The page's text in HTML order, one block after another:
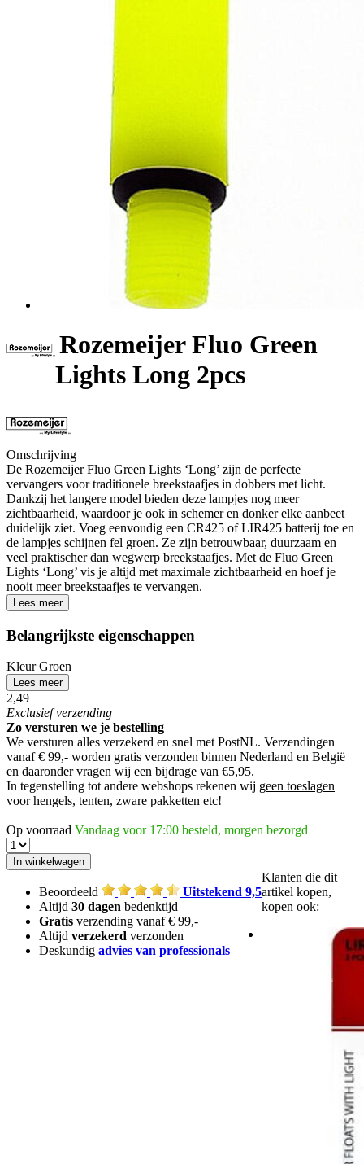
Rozemeijer Fluo Green
Lights Long 2pcs
Omschrijving
De Rozemeijer Fluo Green Lights ‘Long’ zijn de perfecte
vervangers voor traditionele breekstaafjes in dobbers met licht.
Dankzij het langere model bieden deze lampjes nog meer
zichtbaarheid, waardoor je ook in schemer en donker elke aanbeet
duidelijk ziet. Voeg eenvoudig een CR425 of LIR425 batterij toe en
de lampjes schijnen fel groen. Ze zijn betrouwbaar, duurzaam en
veel praktischer dan wegwerp breekstaafjes. Met de Fluo Green
Lights ‘Long’ vis je altijd met maximale zichtbaarheid en hoef je
nooit meer breekstaafjes te vervangen.
Lees meer
Belangrijkste eigenschappen
Kleur Groen
Lees meer
2,49
Exclusiefverzending
Zo versturen we je bestelling
We versturen alles verzekerd en snel met PostNL. Verzendingen
vanaf € 99,- worden gratis verzonden binnen Nederland en België
en daaronder vragen wij een bijdrage van €5,95.
In tegenstelling tot andere webshops rekenen wij geen toeslagen
voor hengels, tenten, zware pakketten etc!
Op voorraad Vandaag voor 17:00 besteld, morgen bezorgd
Beoordeeld
Uitstekend 9,5
Altijd 30 dagen bedenktijd
Gratis verzending vanaf € 99,-
Altijd verzekerd verzonden
Deskundig advies van professionals
Klanten die dit
artikel kopen,
kopen ook: